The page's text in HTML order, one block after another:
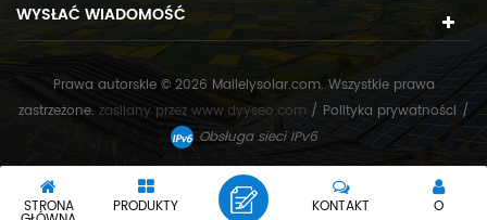
WYSŁAĆ WIADOMOŚĆ
Prawa autorskie © 2026 Mailelysolar.com. Wszystkie prawa
zastrzeżone. zasilany przez www.dyyseo.com / Polityka prywatności /
Obsługa sieci IPv6
STRONA PRODUKTY O
KONTAKT